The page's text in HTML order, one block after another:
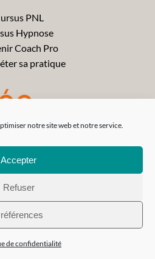
notre site web et notre service.
Accepter
Refuser
de confidentialité
PNL
Hypnose
Coach Pro
sa pratique